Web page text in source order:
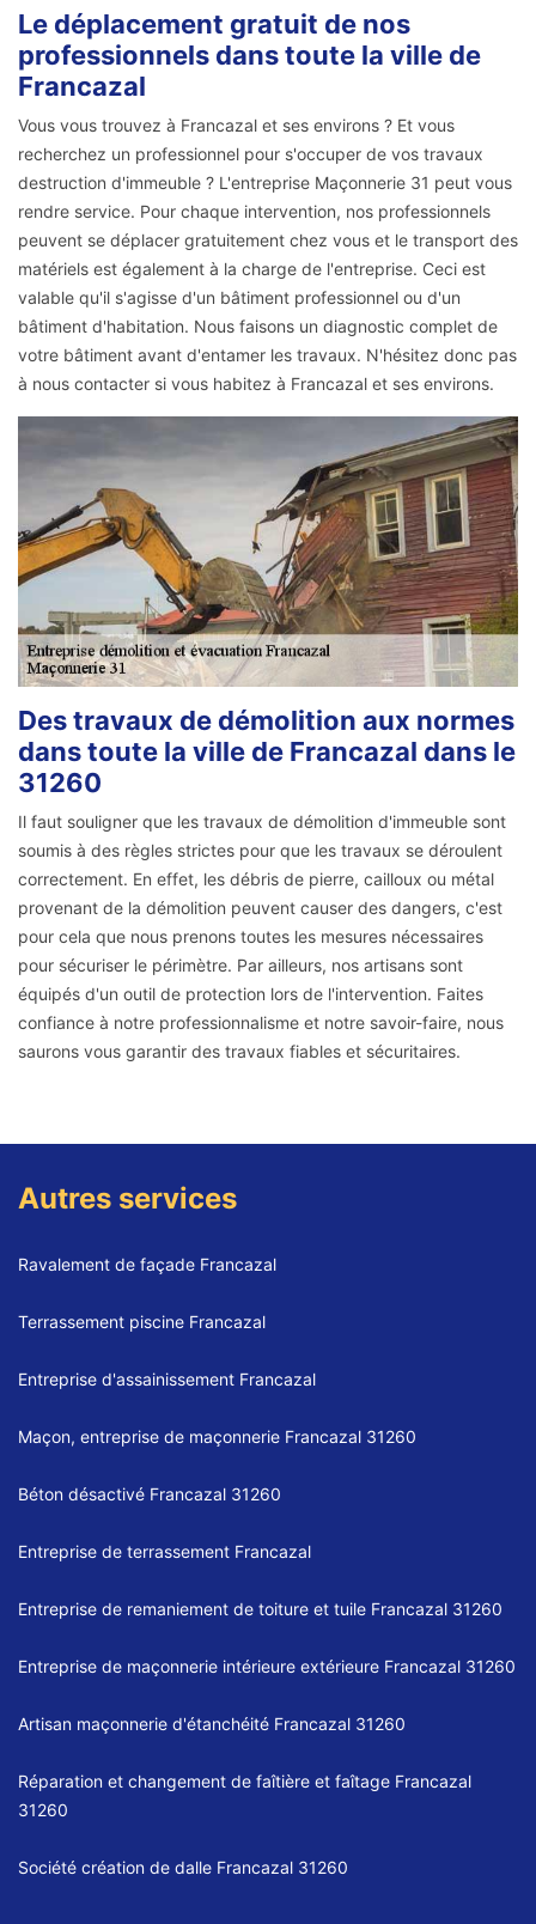
Le déplacement gratuit de nos
professionnels dans toute la ville de
Francazal
Vous vous trouvez à Francazal et ses environs ? Et vous
recherchez un professionnel pour s'occuper de vos travaux
destruction d'immeuble ? L'entreprise Maçonnerie 31 peut vous
rendre service. Pour chaque intervention, nos professionnels
peuvent se déplacer gratuitement chez vous et le transport des
matériels est également à la charge de l'entreprise. Ceci est
valable qu'il s'agisse d'un bâtiment professionnel ou d'un
bâtiment d'habitation. Nous faisons un diagnostic complet de
votre bâtiment avant d'entamer les travaux. N'hésitez donc pas
à nous contacter si vous habitez à Francazal et ses environs.
Des travaux de démolition aux normes
dans toute la ville de Francazal dans le
31260
Il faut souligner que les travaux de démolition d'immeuble sont
soumis à des règles strictes pour que les travaux se déroulent
correctement. En effet, les débris de pierre, cailloux ou métal
provenant de la démolition peuvent causer des dangers, c'est
pour cela que nous prenons toutes les mesures nécessaires
pour sécuriser le périmètre. Par ailleurs, nos artisans sont
équipés d'un outil de protection lors de l'intervention. Faites
confiance à notre professionnalisme et notre savoir-faire, nous
saurons vous garantir des travaux fiables et sécuritaires.
Autres services
Ravalement de façade Francazal
Terrassement piscine Francazal
Entreprise d'assainissement Francazal
Maçon, entreprise de maçonnerie Francazal 31260
Béton désactivé Francazal 31260
Entreprise de terrassement Francazal
Entreprise de remaniement de toiture et tuile Francazal 31260
Entreprise de maçonnerie intérieure extérieure Francazal 31260
Artisan maçonnerie d'étanchéité Francazal 31260
Réparation et changement de faîtière et faîtage Francazal
31260
Société création de dalle Francazal 31260